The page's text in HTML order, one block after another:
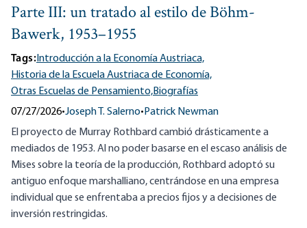
Parte III: un tratado al estilo de Böhm-
Bawerk, 1953–1955
Tags: Introducción a la Economía Austriaca,
Historia de la Escuela Austriaca de Economía,
Otras Escuelas de Pensamiento,Biografías
07/27/2026•Joseph T. Salerno• Patrick Newman
El proyecto de Murray Rothbard cambió drásticamente a
mediados de 1953. Al no poder basarse en el escaso análisis de
Mises sobre la teoría de la producción, Rothbard adoptó su
antiguo enfoque marshalliano, centrándose en una empresa
individual que se enfrentaba a precios fijos y a decisiones de
inversión restringidas.